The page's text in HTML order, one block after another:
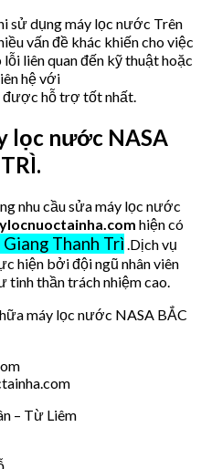
sử dụng máy lọc nước Trên
vấn đề khác khiến cho việc
liên quan đến kỹ thuật hoặc
hệ với
được hỗ trợ tốt nhất.
lọc nước NASA
nhu cầu sửa máy lọc nước
hiện có
Thanh Trì .Dịch vụ
hiện bởi đội ngũ nhân viên
tinh thần trách nhiệm cao.
máy lọc nước NASA BẮC
– Từ Liêm